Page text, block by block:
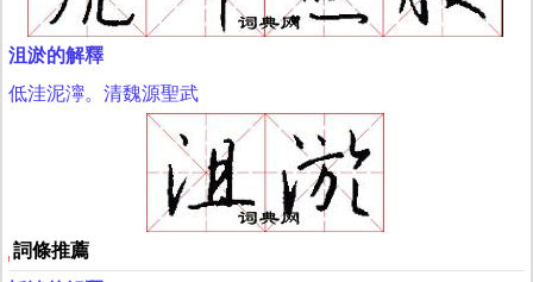
沮淤的解釋
低洼泥濘。清魏源聖武
詞條推薦